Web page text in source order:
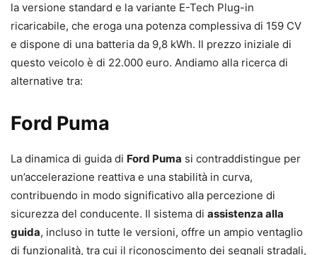
la versione standard e la variante E-Tech Plug-in
ricaricabile, che eroga una potenza complessiva di 159 CV
e dispone di una batteria da 9,8 kWh. Il prezzo iniziale di
questo veicolo è di 22.000 euro. Andiamo alla ricerca di
alternative tra:
Ford Puma
La dinamica di guida di Ford Puma si contraddistingue per
un’accelerazione reattiva e una stabilità in curva,
contribuendo in modo significativo alla percezione di
sicurezza del conducente. Il sistema di assistenza alla
guida, incluso in tutte le versioni, offre un ampio ventaglio
di funzionalità, tra cui il riconoscimento dei segnali stradali,